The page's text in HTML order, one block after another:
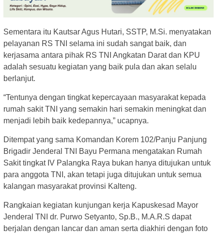
Sementara itu Kautsar Agus Hutari, SSTP, M.Si. menyatakan
pelayanan RS TNI selama ini sudah sangat baik, dan
kerjasama antara pihak RS TNI Angkatan Darat dan KPU
adalah sesuatu kegiatan yang baik pula dan akan selalu
berlanjut.
“Tentunya dengan tingkat kepercayaan masyarakat kepada
rumah sakit TNI yang semakin hari semakin meningkat dan
menjadi lebih baik kedepannya,” ucapnya.
Ditempat yang sama Komandan Korem 102/Panju Panjung
Brigadir Jenderal TNI Bayu Permana mengatakan Rumah
Sakit tingkat IV Palangka Raya bukan hanya ditujukan untuk
para anggota TNI, akan tetapi juga ditujukan untuk semua
kalangan masyarakat provinsi Kalteng.
Rangkaian kegiatan kunjungan kerja Kapuskesad Mayor
Jenderal TNI dr. Purwo Setyanto, Sp.B., M.A.R.S dapat
berjalan dengan lancar dan aman serta diakhiri dengan foto